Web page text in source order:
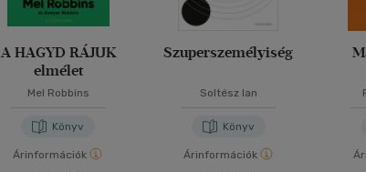
A HAGYD RÁJUK
elmélet
Mel Robbins
Könyv
Árinformációk
Szuperszemélyiség
Soltész Ian
Könyv
Árinformációk